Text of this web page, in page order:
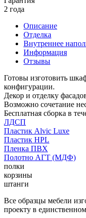
2 года
Описание
Отделка
Внутреннее
Информация
Отзывы
Готовы изготовить
конфигурации.
Декор и отделку
Возможно сочетание
Бесплатная сборка в
ЛДСП
Пластик Alvic Luxe
Пластик HPL
Пленка ПВХ
Полотно АГТ (МДФ)
полки
корзины
штанги
Все образцы мебели
проекту в